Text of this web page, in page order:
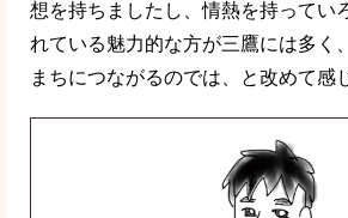
想を持ちましたし、情熱を持ってい
れている魅力的な方が三鷹には多く
まちにつながるのでは、と改めて感